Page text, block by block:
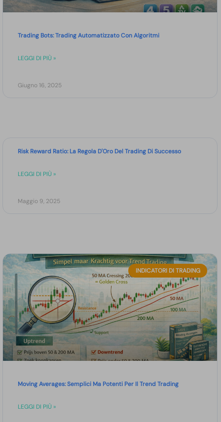
Trading Bots: Trading Automatizzato Con Algoritmi
LEGGI DI PIÙ »
Giugno 16, 2025
Risk Reward Ratio: La Regola D'Oro Del Trading Di Successo
LEGGI DI PIÙ »
Maggio 9, 2025
INDICATORI DI TRADING
Moving Averages: Semplici Ma Potenti Per Il Trend Trading
LEGGI DI PIÙ »